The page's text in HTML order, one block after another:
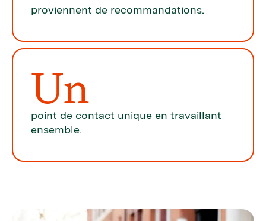
proviennent de recommandations.
Un
point de contact unique en travaillant
ensemble.